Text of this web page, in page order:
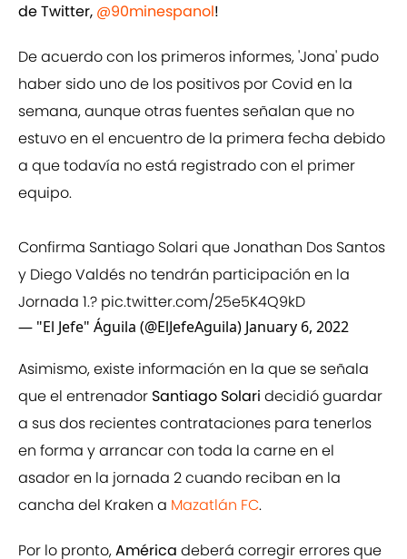
de Twitter, @90minespanol!
De acuerdo con los primeros informes, 'Jona' pudo
haber sido uno de los positivos por Covid en la
semana, aunque otras fuentes señalan que no
estuvo en el encuentro de la primera fecha debido
a que todavía no está registrado con el primer
equipo.
Confirma Santiago Solari que Jonathan Dos Santos
y Diego Valdés no tendrán participación en la
Jornada 1.? pic.twitter.com/25e5K4Q9kD
— "El Jefe" Águila (@ElJefeAguila) January 6, 2022
Asimismo, existe información en la que se señala
que el entrenador Santiago Solari decidió guardar
a sus dos recientes contrataciones para tenerlos
en forma y arrancar con toda la carne en el
asador en la jornada 2 cuando reciban en la
cancha del Kraken a Mazatlán FC.
Por lo pronto,América deberá corregir errores que